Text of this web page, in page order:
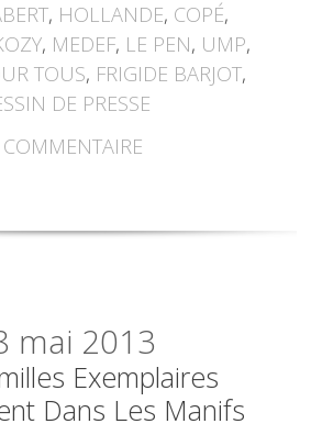
, HOLLANDE, COPÉ,
, MEDEF, LE PEN, UMP,
TOUS, FRIGIDE BARJOT,
DE PRESSE
COMMENTAIRE
mai 2013
Exemplaires
Dans Les Manifs